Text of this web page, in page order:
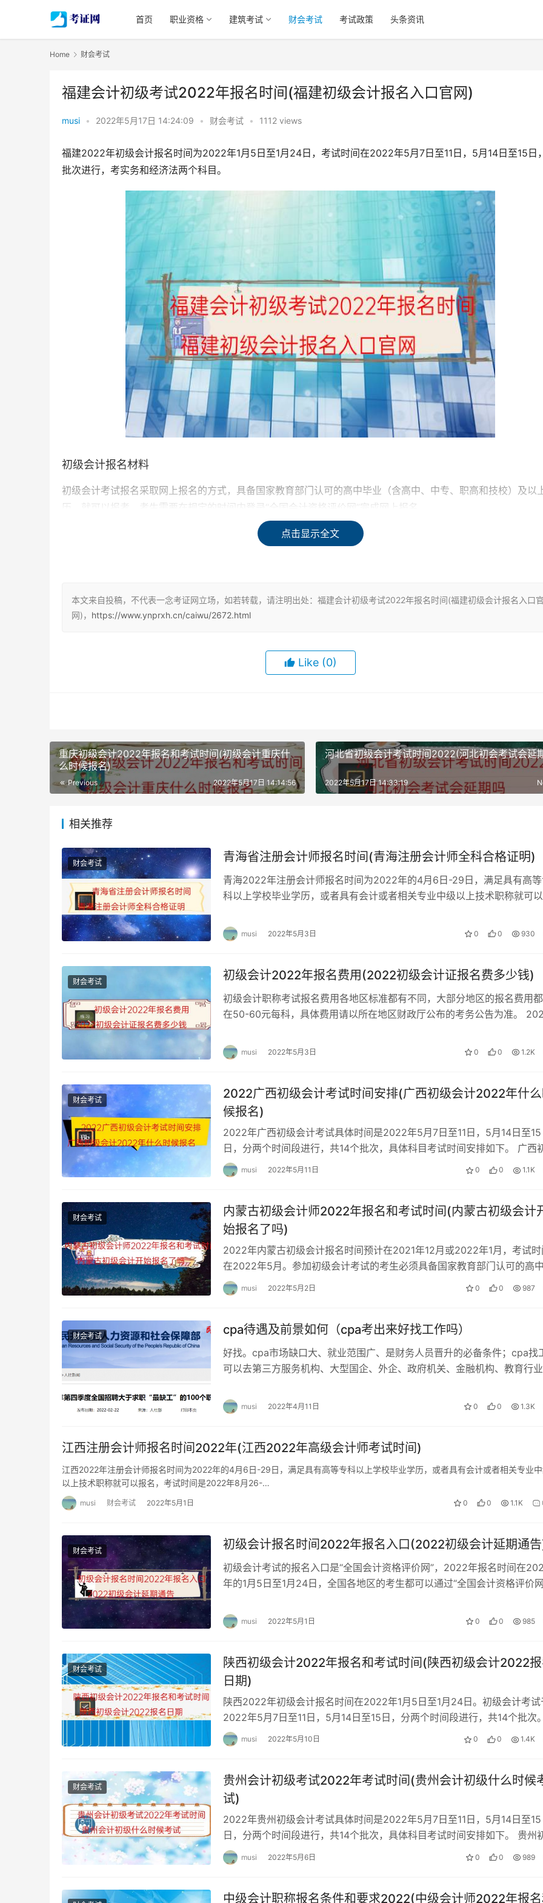
首页 职业资格 建筑考试 财会考试 考试政策 头条资讯
Home 财会考试
福建会计初级考试2022年报名时间(福建初级会计报名入口官网)
musi • 2022年5月17日 14:24:09 • 财会考试 • 1112 views
福建2022年初级会计报名时间为2022年1月5日至1月24日，考试时间在2022年5月7日至11日，5月14日至15日
批次进行，考实务和经济法两个科目。
初级会计报名材料
初级会计考试报名采取网上报名的方式，具备国家教育部门认可的高中毕业（含高中、中专、职高和技校）及以
历，就可以报考，考生需要在规定的时间内登录“全国会计资格评价网”完成网上报名。
（2）银行卡：中国银联所支持的银行卡，并开通网上支付功能。
（3）户籍证明：居住证、社保缴纳证明等（部分地区会要求）。
在校生能报考初级会计，只要高中毕业就可以报考，本科生、大专生、研究生都是可以考的。考试科目包括《经
基础》和《初级会计实务》。
如果是5年制大专在读，没有拿到高中毕业证的人员，暂时就没有办法报考初级会计证，可以等到大专毕业拿到学
名参加考试人员，均在其报名所在地参加考试。
点击显示全文
本文来自投稿，不代表一念考证网立场，如若转载，请注明出处：福建会计初级考试2022年报名时间(福建初级会计报名入口官
网)， https://www.ynprxh.cn/caiwu/2672.html
Like (0)
重庆初级会计2022年报名和考试时间(初级会计重庆什
么时候报名)
Previous 2022年5月17日 14:14:56
河北省初级会计考试时间2022(河北初会考试会延
2022年5月17日 14:33:19
相关推荐
财会考试 青海省注册会计师报名时间(青海注册会计师全科合格证明)
青海2022年注册会计师报名时间为2022年的4月6日-29日，满足具有高
科以上学校毕业学历，或者具有会计或者相关专业中级以上技术职称就可以
musi 2022年5月3日 0 0 930
财会考试 初级会计2022年报名费用(2022初级会计证报名费多少钱)
初级会计职称考试报名费用各地区标准都有不同，大部分地区的报名费用
在50-60元每科，具体费用请以所在地区财政厅公布的考务公告为准。
musi 2022年5月3日 0 0 1.2K
财会考试
2022广西初级会计考试时间安排(广西初级会计2022年什
候报名)
2022年广西初级会计考试具体时间是2022年5月7日至11日，5月14日至15
日，分两个时间段进行，共14个批次，具体科目考试时间安排如下。 广西
会计考试时间安排 初级会计资…
musi 2022年5月11日 0 0 1.1K
财会考试
内蒙古初级会计师2022年报名和考试时间(内蒙古初级会计
始报名了吗)
2022年内蒙古初级会计报名时间预计在2021年12月或2022年1月，考试时
在2022年5月。参加初级会计考试的考生必须具备国家教育部门认可的高
业（含高中、中专、职高和技校…
musi 2022年5月2日 0 0 987
财会考试 cpa待遇及前景如何（cpa考出来好找工作吗）
好找。cpa市场缺口大、就业范围广、是财务人员晋升的必备条件；cpa找
可以去第三方服务机构、大型国企、外企、政府机关、金融机构、教育行业
musi 2022年4月11日 0 0 1.3K
江西注册会计师报名时间2022年(江西2022年高级会计师考试时间)
江西2022年注册会计师报名时间为2022年的4月6日-29日，满足具有高等专科以上学校毕业学历，或者具有会计或者相关专业
以上技术职称就可以报名，考试时间是2022年8月26-…
musi 财会考试 2022年5月1日 0 0 1.1K
财会考试 初级会计报名时间2022年报名入口(2022初级会计延期通
初级会计考试的报名入口是“全国会计资格评价网”，2022年报名时间在
年的1月5日至1月24日，全国各地区的考生都可以通过“全国会计资格评价网
musi 2022年5月1日 0 0 985
财会考试
陕西初级会计2022年报名和考试时间(陕西初级会计2022报
日期)
陕西2022年初级会计报名时间在2022年1月5日至1月24日。初级会计考试
2022年5月7日至11日，5月14日至15日，分两个时间段进行，共14个批次。
2022年陕西初级会…
musi 2022年5月10日 0 0 1.4K
财会考试
贵州会计初级考试2022年考试时间(贵州会计初级什么时候
试)
2022年贵州初级会计考试具体时间是2022年5月7日至11日，5月14日至15
日，分两个时间段进行，共14个批次，具体科目考试时间安排如下。 贵州
会计考试时间安排 初级会计资…
musi 2022年5月6日 0 0 989
中级会计职称报名条件和要求2022(中级会计师2022年报